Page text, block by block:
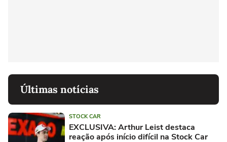
Últimas notícias
STOCK CAR
EXCLUSIVA: Arthur Leist destaca
reação após início difícil na Stock Car